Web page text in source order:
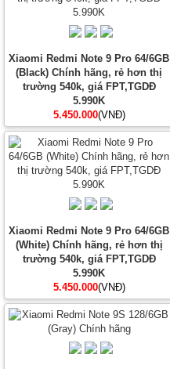
Xiaomi Redmi Note 9 Pro 64/6GB
(Black) Chính hãng, rẻ hơn thị
trường 540k, giá FPT,TGDĐ
5.990K
5.450.000(VNĐ)
Xiaomi Redmi Note 9 Pro 64/6GB
(White) Chính hãng, rẻ hơn thị
trường 540k, giá FPT,TGDĐ
5.990K
5.450.000(VNĐ)